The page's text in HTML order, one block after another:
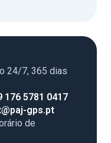
24/7, 365 dias
176 5781 0417
gps.pt
de